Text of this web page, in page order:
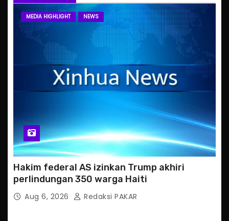
MEDIA HIGHLIGHT NEWS
Hakim federal AS izinkan Trump akhiri
perlindungan 350 warga Haiti
Aug 6, 2026 Redaksi PAKAR